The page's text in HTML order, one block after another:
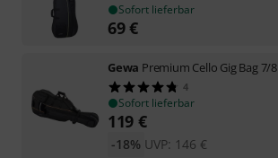
Sofort lieferbar
69€
Gewa Premium Cello Gig Bag 7/8
4
Sofort lieferbar
119 €
UVP: 146 €
-18%